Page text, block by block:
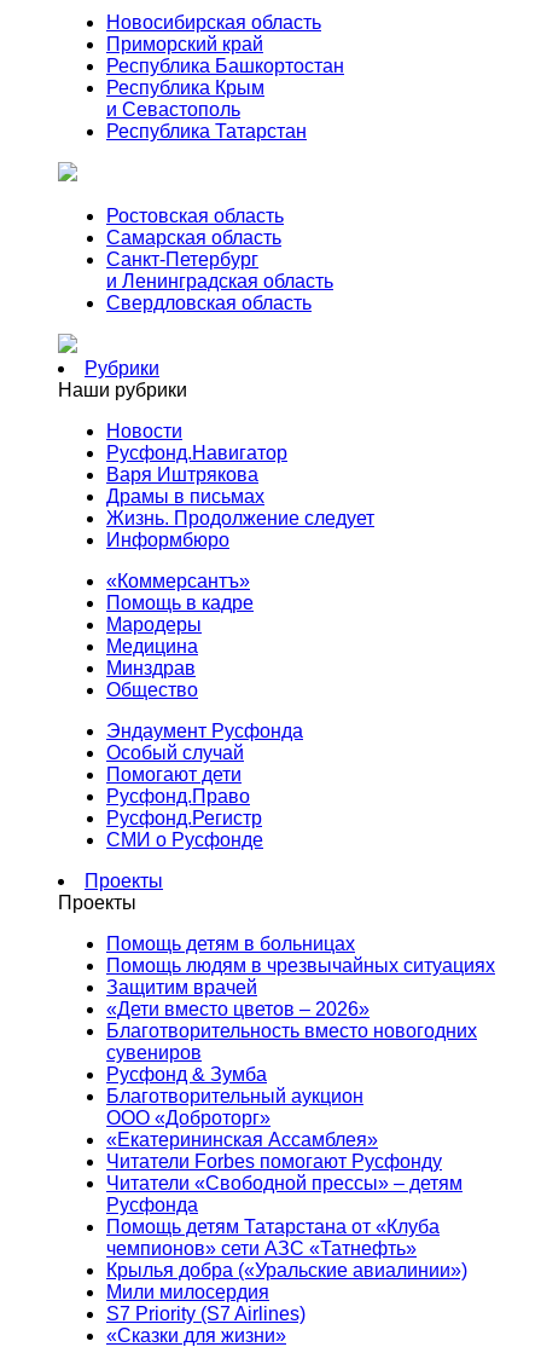
Новосибирская область
Приморский край
Республика Башкортостан
Республика Крым
и Севастополь
Республика Татарстан
Ростовская область
Самарская область
Санкт-Петербург
и Ленинградская область
Свердловская область
Рубрики
Наши рубрики
Новости
Русфонд.Навигатор
Варя Иштрякова
Драмы в письмах
Жизнь. Продолжение следует
Информбюро
«Коммерсантъ»
Помощь в кадре
Мародеры
Медицина
Минздрав
Общество
Эндаумент Русфонда
Особый случай
Помогают дети
Русфонд.Право
Русфонд.Регистр
СМИ о Русфонде
Проекты
Проекты
Помощь детям в больницах
Помощь людям в чрезвычайных ситуациях
Защитим врачей
«Дети вместо цветов – 2026»
Благотворительность вместо новогодних
сувениров
Русфонд & Зумба
Благотворительный аукцион
ООО «Доброторг»
«Екатерининская Ассамблея»
Читатели Forbes помогают Русфонду
Читатели «Свободной прессы» – детям
Русфонда
Помощь детям Татарстана от «Клуба
чемпионов» сети АЗС «Татнефть»
Крылья добра («Уральские авиалинии»)
Мили милосердия
S7 Priority (S7 Airlines)
«Сказки для жизни»